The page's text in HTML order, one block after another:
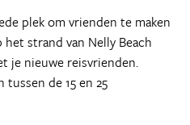
plek om vrienden te maken
strand van Nelly Beach
je nieuwe reisvrienden.
de 15 en 25